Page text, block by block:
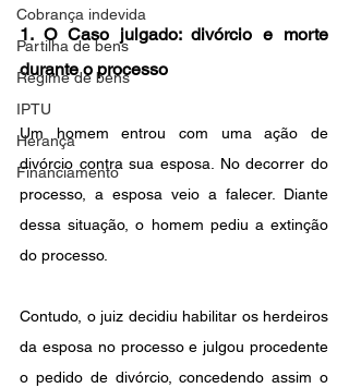
Cobrança indevida
Partilha de bens
Regime de bens
IPTU
Herança
Financiamento
1. O Caso julgado: divórcio e morte
durante o processo
Um homem entrou com uma ação de
divórcio contra sua esposa. No decorrer do
processo, a esposa veio a falecer. Diante
dessa situação, o homem pediu a extinção
do processo.
Contudo, o juiz decidiu habilitar os herdeiros
da esposa no processo e julgou procedente
o pedido de divórcio, concedendo assim o